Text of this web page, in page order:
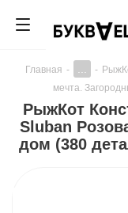
Главная - -
мечта.
РыжКот
Sluban
дом (380